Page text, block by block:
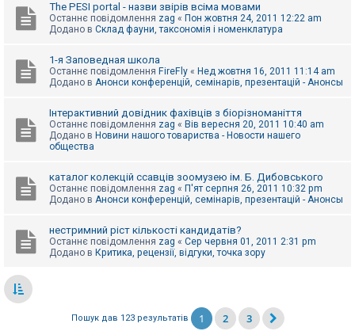
The PESI portal - назви звірів всіма мовами
Останнє повідомлення zag « Пон жовтня 24, 2011 12:22 am
Додано в Склад фауни, таксономія і номенклатура
1-я Заповедная школа
Останнє повідомлення FireFly « Нед жовтня 16, 2011 11:14 am
Додано в Анонси конференцій, семінарів, презентацій - Анонсы
Інтерактивний довідник фахівців з біорізноманіття
Останнє повідомлення zag « Вів вересня 20, 2011 10:40 am
Додано в Новини нашого товариства - Новости нашего
общества
каталог колекцій ссавців зоомузею ім. Б. Дибовського
Останнє повідомлення zag « П'ят серпня 26, 2011 10:32 pm
Додано в Анонси конференцій, семінарів, презентацій - Анонсы
нестримний ріст кількості кандидатів?
Останнє повідомлення zag « Сер червня 01, 2011 2:31 pm
Додано в Критика, рецензії, відгуки, точка зору
Пошук дав 123 результатів 1 2 3